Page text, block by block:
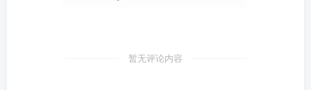
暂无评论内容